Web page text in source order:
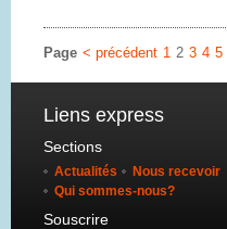
Page < précédent 1 2 3 4 5
Liens express
Sections
Actualités
Nous recevoir
Qui sommes-nous?
Souscrire